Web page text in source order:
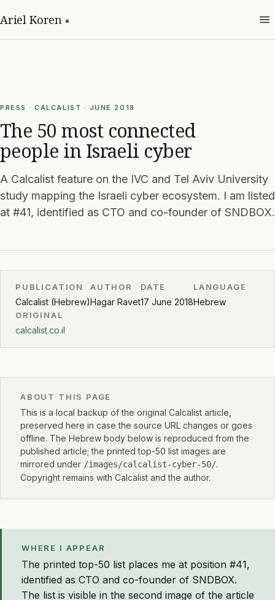
Ariel Koren
PRESS · CALCALIST · JUNE 2018
The 50 most connected
people in Israeli cyber
A Calcalist feature on the IVC and Tel Aviv University
study mapping the Israeli cyber ecosystem. I am listed
at #41, identified as CTO and co-founder of SNDBOX.
PUBLICATION
Calcalist (Hebrew)
AUTHOR
Hagar Ravet
DATE
17 June 2018
LANGUAGE
Hebrew
ORIGINAL
calcalist.co.il
ABOUT THIS PAGE
This is a local backup of the original Calcalist article,
preserved here in case the source URL changes or goes
offline. The Hebrew body below is reproduced from the
published article; the printed top-50 list images are
mirrored under /images/calcalist-cyber-50/.
Copyright remains with Calcalist and the author.
WHERE I APPEAR
The printed top-50 list places me at position #41,
identified as CTO and co-founder of SNDBOX.
The list is visible in the second image of the article